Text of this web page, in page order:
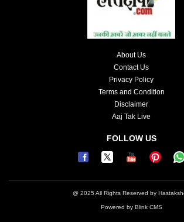
About Us
Contact Us
Privacy Policy
Terms and Condition
Disclaimer
Aaj Tak Live
FOLLOW US
@ 2025 All Rights Reserved by
Powered by Blink CMS